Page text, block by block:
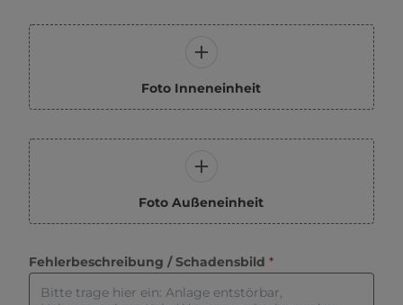
,
Foto Inneneinheit
Foto Außeneinheit
Fehlerbeschreibung / Schadensbild *